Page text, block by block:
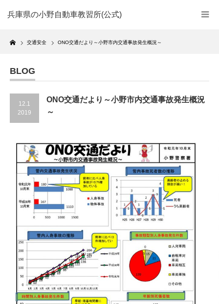
兵庫県の小野自動車教習所(公式)
Home
交通安全 ONO交通だより～小野市内交通事故発生概況～
BLOG
12.1
2019
ONO交通だより～小野市内交通事故発生概況
～